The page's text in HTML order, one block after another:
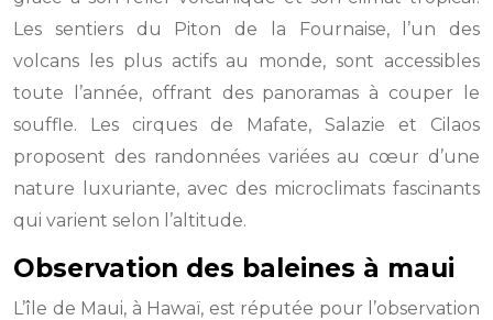
Les sentiers du Piton de la Fournaise, l’un des
volcans les plus actifs au monde, sont accessibles
toute l’année, offrant des panoramas à couper le
souffle. Les cirques de Mafate, Salazie et Cilaos
proposent des randonnées variées au cœur d’une
nature luxuriante, avec des microclimats fascinants
qui varient selon l’altitude.
Observation des baleines à maui
L’île de Maui, à Hawaï, est réputée pour l’observation